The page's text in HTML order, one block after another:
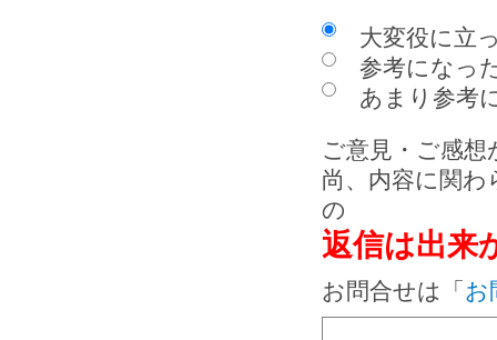
大変役に立
参考になっ
あまり参考
ご意見・ご感
尚、内容に関
の
返信は出来
お問合せは「 お